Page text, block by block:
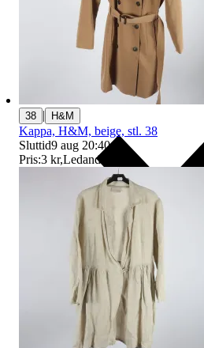
Ersättning om du inte får din vara
38 | H&M
Kappa, H&M, beige, stl. 38
Sluttid9 aug 20:40.
Pris:3 kr,Ledande bud